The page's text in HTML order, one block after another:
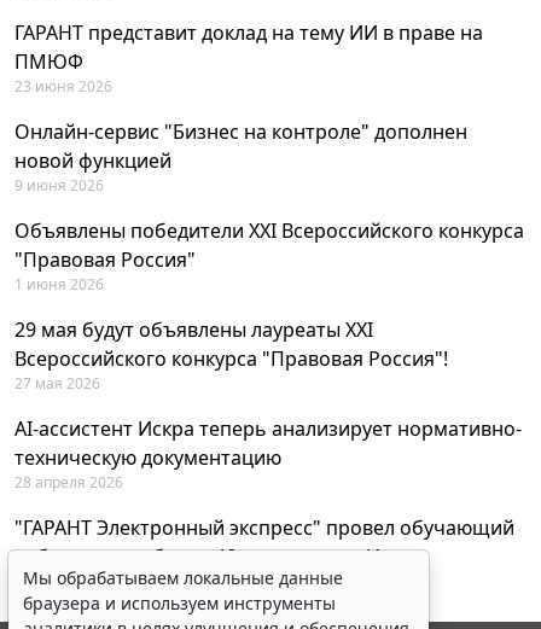
ГАРАНТ представит доклад на тему ИИ в праве на
ПМЮФ
23 июня 2026
Онлайн-сервис "Бизнес на контроле" дополнен
новой функцией
9 июня 2026
Объявлены победители XXI Всероссийского конкурса
"Правовая Россия"
1 июня 2026
29 мая будут объявлены лауреаты XXI
Всероссийского конкурса "Правовая Россия"!
27 мая 2026
AI-ассистент Искра теперь анализирует нормативно-
техническую документацию
28 апреля 2026
"ГАРАНТ Электронный экспресс" провел обучающий
вебинар по работе с AI-ассистентом Искра
23 апреля 2026
Мы обрабатываем локальные данные
браузера и используем инструменты